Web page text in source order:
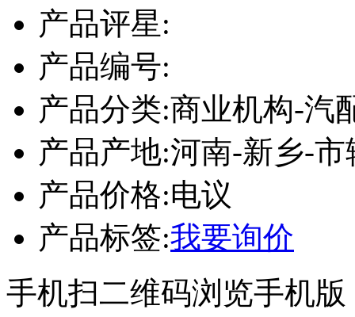
产品评星:
产品编号:
产品分类:商业机构-汽
产品产地:河南-新乡-市
产品价格:电议
产品标签:我要询价
手机扫二维码浏览手机版